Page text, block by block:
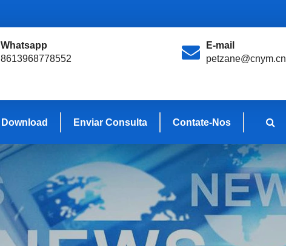
Whatsapp
8613968778552
E-mail
petzane@cnym.cn
Download Enviar Consulta Contate-Nos